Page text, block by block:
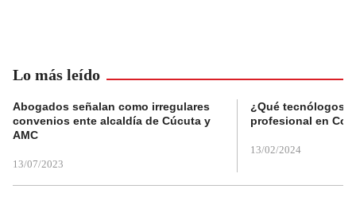
Lo más leído
Abogados señalan como irregulares
convenios ente alcaldía de Cúcuta y
AMC
13/07/2023
¿Qué tecnólogos
profesional en
13/02/2024